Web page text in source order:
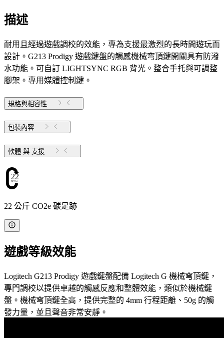
描述
耐用且經過遊戲調校的效能，專為支援最激烈的長時間遊玩而
設計。G213 Prodigy 遊戲鍵盤的觸感機械穹頂鍵開關具有防潑
水功能。可自訂 LIGHTSYNC RGB 背光。整合手托與可調整
腳架。專用媒體控制鍵。
規格與相容性
包裝內容
軟體 與 支援
22
22 公斤 CO2e 碳足跡
遊戲等級效能
Logitech G213 Prodigy 遊戲鍵盤配備 Logitech G 機械穹頂鍵，
專門調校以提供卓越的觸感反應和整體效能，類似於機械鍵
盤。機械穹頂鍵全高，提供完整的 4mm 行程距離、50g 的觸
發力量，並且聲音非常安靜。